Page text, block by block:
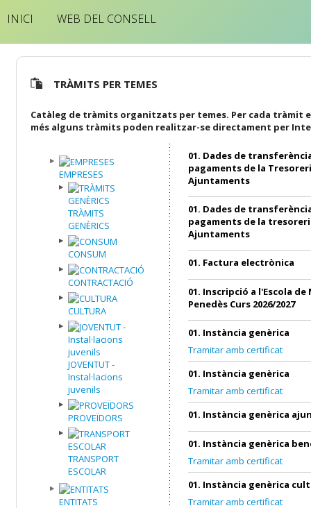
INICI WEB DEL CONSELL
TRÀMITS PER TEMES
Catàleg de tràmits organitzats per temes. Per cada tràmit
més alguns tràmits poden realitzar-se directament per
EMPRESES
TRÀMITS
GENÈRICS
CONSUM
CONTRACTACIÓ
CULTURA
JOVENTUT -
Instal·lacions
juvenils
PROVEÏDORS
TRANSPORT
ESCOLAR
ENTITATS
01. Dades de
pagaments de la
Ajuntaments
01. Dades de
pagaments de la
Ajuntaments
01. Factura electrònica
01. Inscripció a l'Escola
Penedès Curs 2026/2027
01. Instància genèrica
Tramitar amb certificat
01. Instància genèrica
Tramitar amb certificat
01. Instància genèrica
01. Instància genèrica
Tramitar amb certificat
01. Instància genèrica
Tramitar amb certificat